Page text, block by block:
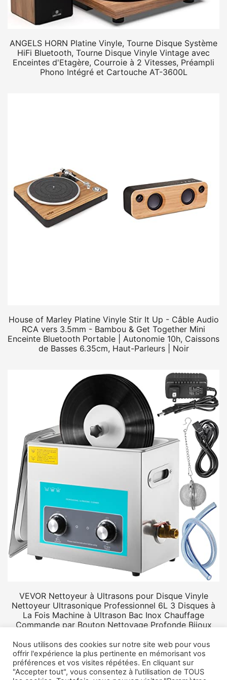
ANGELS HORN Platine Vinyle, Tourne Disque Système
HiFi Bluetooth, Tourne Disque Vinyle Vintage avec
Enceintes d'Etagère, Courroie à 2 Vitesses, Préampli
Phono Intégré et Cartouche AT-3600L
House of Marley Platine Vinyle Stir It Up - Câble Audio
RCA vers 3.5mm - Bambou & Get Together Mini
Enceinte Bluetooth Portable | Autonomie 10h, Caissons
de Basses 6.35cm, Haut-Parleurs | Noir
VEVOR Nettoyeur à Ultrasons pour Disque Vinyle
Nettoyeur Ultrasonique Professionnel 6L 3 Disques à
La Fois Machine à Ultrason Bac Inox Chauffage
Commande par Bouton Nettoyage Profonde Bijoux
Nous utilisons des cookies sur notre site web pour vous
offrir l'expérience la plus pertinente en mémorisant vos
préférences et vos visites répétées. En cliquant sur
"Accepter tout", vous consentez à l'utilisation de TOUS